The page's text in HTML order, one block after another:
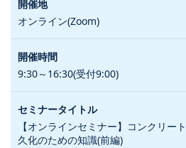
オンライン(Zoom)
9:30～16:30(受付9:00)
【オンラインセミナー】コンクリー
久化のための知識(前編)